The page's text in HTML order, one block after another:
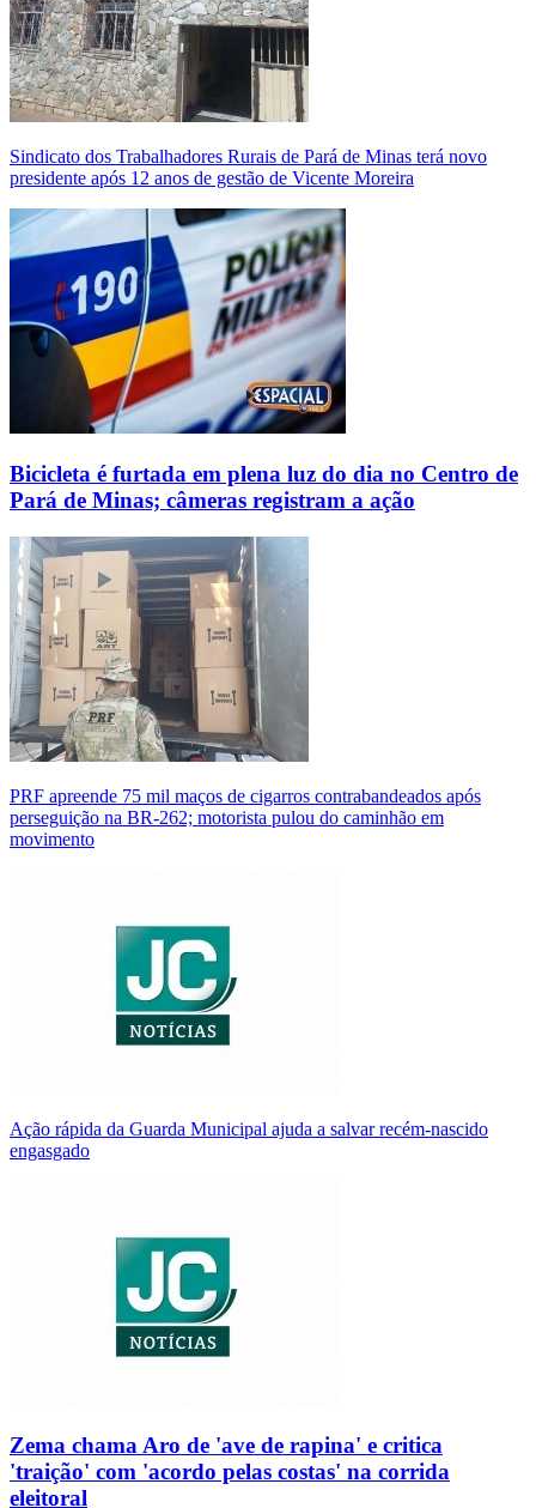
Sindicato dos Trabalhadores Rurais de Pará de Minas terá novo
presidente após 12 anos de gestão de Vicente Moreira
Bicicleta é furtada em plena luz do dia no Centro de
Pará de Minas; câmeras registram a ação
PRF apreende 75 mil maços de cigarros contrabandeados após
perseguição na BR-262; motorista pulou do caminhão em
movimento
Ação rápida da Guarda Municipal ajuda a salvar recém-nascido
engasgado
Zema chama Aro de 'ave de rapina' e critica
'traição' com 'acordo pelas costas' na corrida
eleitoral